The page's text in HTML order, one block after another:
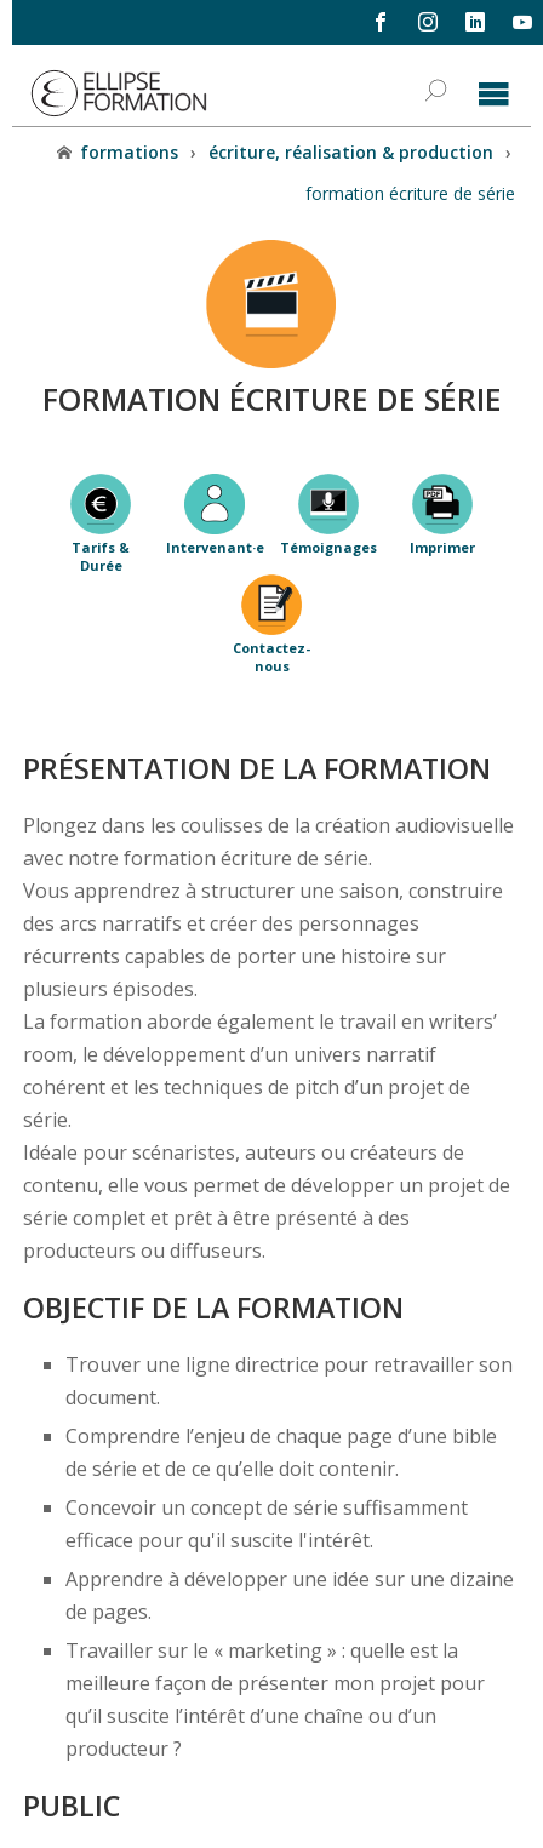
formations › écriture, réalisation & production ›
formation écriture de série
FORMATION ÉCRITURE DE SÉRIE
Tarifs &
Durée
Intervenant·e Témoignages Imprimer
Contactez-
nous
PRÉSENTATION DE LA FORMATION
Plongez dans les coulisses de la création audiovisuelle
avec notre formation écriture de série.
Vous apprendrez à structurer une saison, construire
des arcs narratifs et créer des personnages
récurrents capables de porter une histoire sur
plusieurs épisodes.
La formation aborde également le travail en writers’
room, le développement d’un univers narratif
cohérent et les techniques de pitch d’un projet de
série.
Idéale pour scénaristes, auteurs ou créateurs de
contenu, elle vous permet de développer un projet de
série complet et prêt à être présenté à des
producteurs ou diffuseurs.
OBJECTIF DE LA FORMATION
Trouver une ligne directrice pour retravailler son
document.
Comprendre l’enjeu de chaque page d’une bible
de série et de ce qu’elle doit contenir.
Concevoir un concept de série suffisamment
efficace pour qu'il suscite l'intérêt.
Apprendre à développer une idée sur une dizaine
de pages.
Travailler sur le « marketing » : quelle est la
meilleure façon de présenter mon projet pour
qu’il suscite l’intérêt d’une chaîne ou d’un
producteur ?
PUBLIC